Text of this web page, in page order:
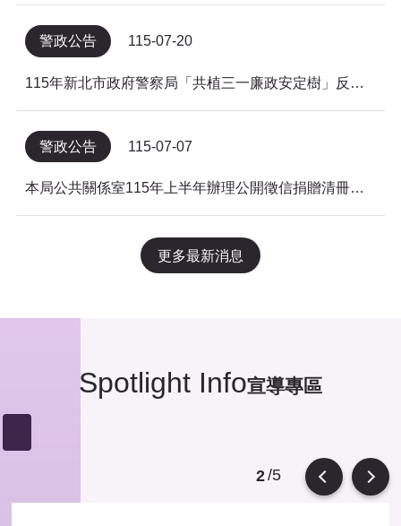
警政公告 115-07-20
115年新北市政府警察局「共植三一廉政安定樹」反貪倡廉有獎徵答得獎名單公告
警政公告 115-07-07
本局公共關係室115年上半年辦理公開徵信捐贈清冊及明細表，依公益勸募條例公告。
更多最新消息
Spotlight Info宣導專區
2/5